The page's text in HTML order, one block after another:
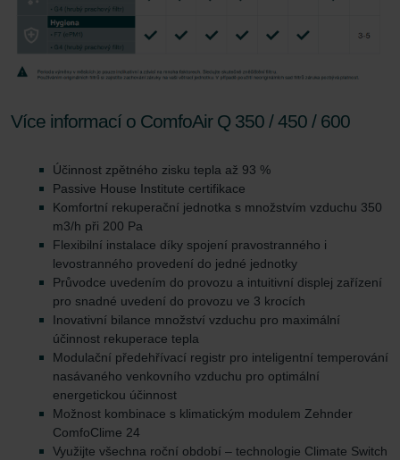
Více informací o ComfoAir Q 350 / 450 / 600
Účinnost zpětného zisku tepla až 93 %
Passive House Institute certifikace
Komfortní rekuperační jednotka s množstvím vzduchu 350
m3/h při 200 Pa
Flexibilní instalace díky spojení pravostranného i
levostranného provedení do jedné jednotky
Průvodce uvedením do provozu a intuitivní displej zařízení
pro snadné uvedení do provozu ve 3 krocích
Inovativní bilance množství vzduchu pro maximální
účinnost rekuperace tepla
Modulační předehřívací registr pro inteligentní temperování
nasávaného venkovního vzduchu pro optimální
energetickou účinnost
Možnost kombinace s klimatickým modulem Zehnder
ComfoClime 24
Využijte všechna roční období – technologie Climate Switch